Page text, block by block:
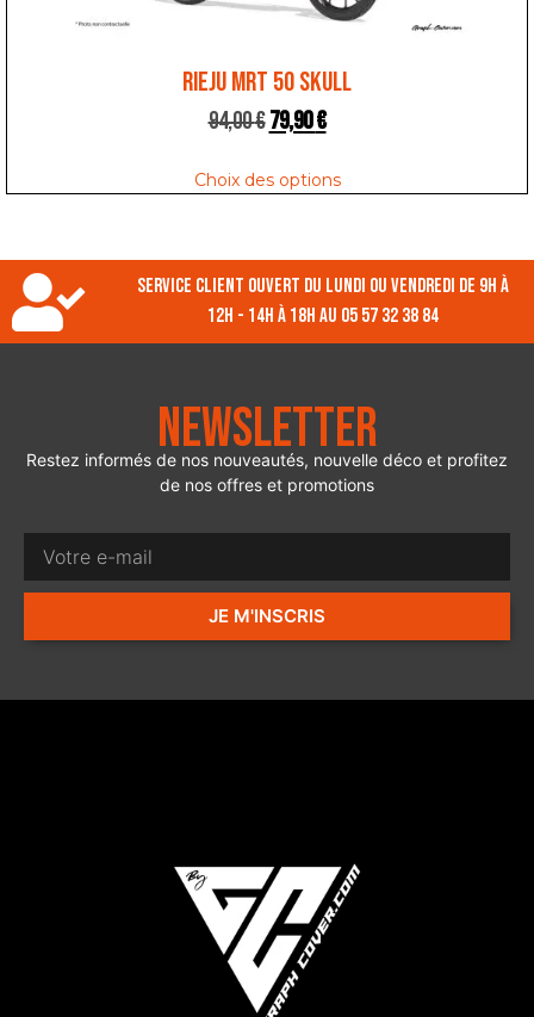
RIEJU MRT 50 SKULL
94,00€79,90€
Choix des options
Service client ouvert du lundi ou vendredi de 9h à
12h - 14h à 18h au 05 57 32 38 84
Newsletter
Restez informés de nos nouveautés, nouvelle déco et profitez
de nos offres et promotions
JE M'INSCRIS